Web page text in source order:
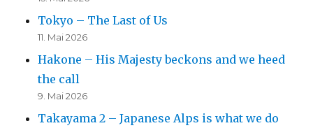
Tokyo – The Last of Us
11. Mai 2026
Hakone – His Majesty beckons and we heed
the call
9. Mai 2026
Takayama 2 – Japanese Alps is what we do